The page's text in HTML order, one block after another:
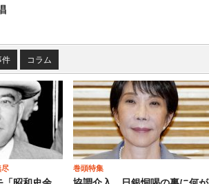
件 コラム
尽 巻頭特集